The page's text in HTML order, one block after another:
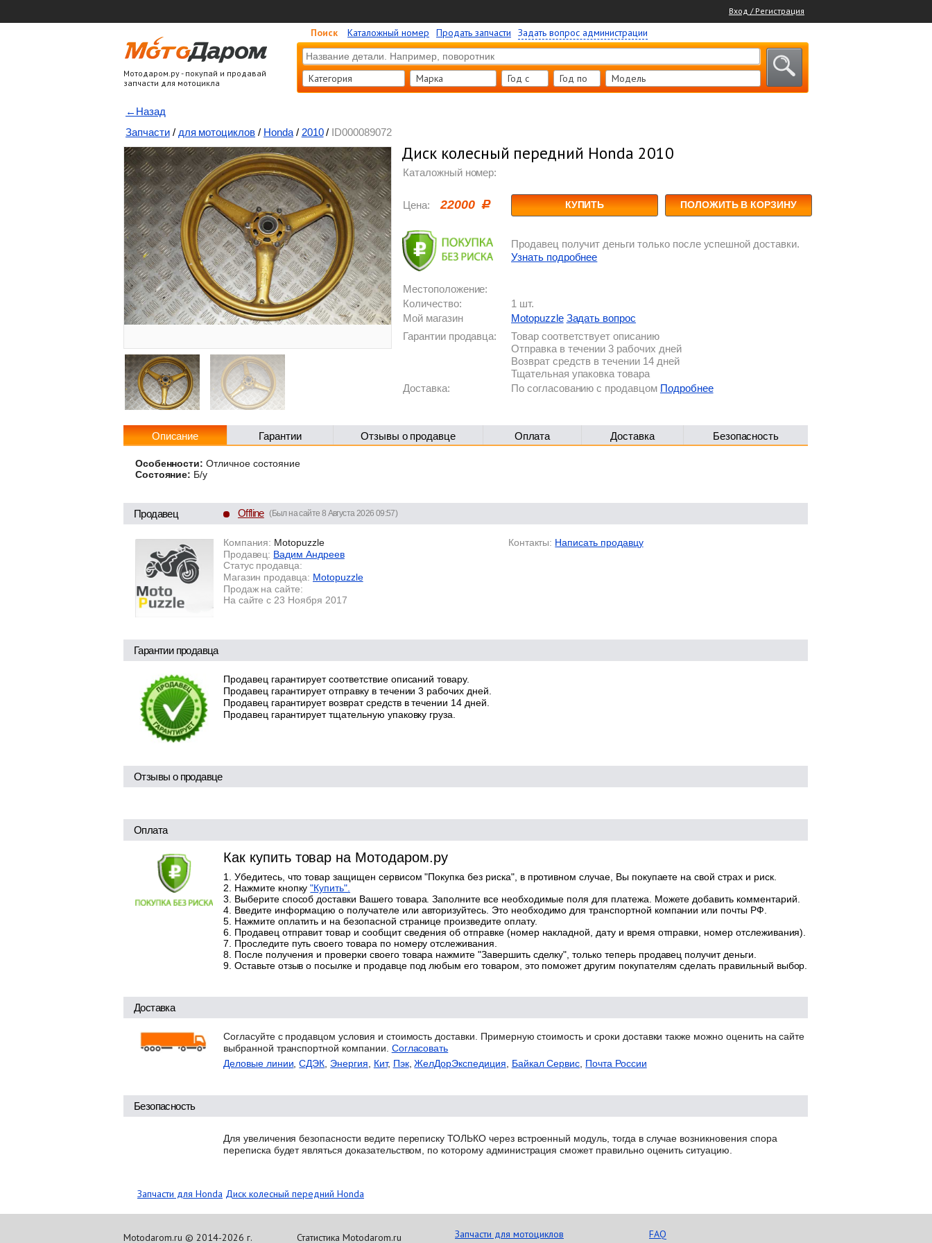
Вход / Регистрация
Мотодаром.ру - покупай и продавай
запчасти для мотоцикла
Поиск Каталожный номер Продать запчасти Задать вопрос администрации
Категория Марка Год c Год по Модель
←Назад
Запчасти / для мотоциклов / Honda / 2010 / ID000089072
Диск колесный передний Honda 2010
Каталожный номер:
Цена: 22000 КУПИТЬ ПОЛОЖИТЬ В КОРЗИНУ
Продавец получит деньги только после успешной доставки.
Узнать подробнее
Местоположение:
Количество:
1 шт.
Мой магазин
Motopuzzle Задать вопрос
Гарантии продавца:
Товар соответствует описанию
Отправка в течении 3 рабочих дней
Возврат средств в течении 14 дней
Тщательная упаковка товара
Доставка:
По согласованию с продавцом Подробнее
Описание Гарантии Отзывы о продавце Оплата Доставка Безопасность
Особенности: Отличное состояние
Состояние: Б/у
Продавец Offline (Был на сайте 8 Августа 2026 09:57)
Компания: Motopuzzle
Продавец: Вадим Андреев
Статус продавца:
Магазин продавца: Motopuzzle
Продаж на сайте:
На сайте с 23 Ноября 2017
Контакты: Написать продавцу
Гарантии продавца
Продавец гарантирует соответствие описаний товару.
Продавец гарантирует отправку в течении 3 рабочих дней.
Продавец гарантирует возврат средств в течении 14 дней.
Продавец гарантирует тщательную упаковку груза.
Отзывы о продавце
Оплата
Как купить товар на Мотодаром.ру
Убедитесь, что товар защищен сервисом "Покупка без риска", в противном случае, Вы покупаете на свой страх и риск.
Нажмите кнопку"Купить".
Выберите способ доставки Вашего товара. Заполните все необходимые поля для платежа. Можете добавить комментарий.
Введите информацию о получателе или авторизуйтесь. Это необходимо для транспортной компании или почты РФ.
Нажмите оплатить и на безопасной странице произведите оплату.
Продавец отправит товар и сообщит сведения об отправке (номер накладной, дату и время отправки, номер отслеживания).
Проследите путь своего товара по номеру отслеживания.
После получения и проверки своего товара нажмите "Завершить сделку", только теперь продавец получит деньги.
Оставьте отзыв о посылке и продавце под любым его товаром, это поможет другим покупателям сделать правильный выбор.
Доставка
Согласуйте с продавцом условия и стоимость доставки. Примерную стоимость и сроки доставки также можно оценить на сайте
выбранной транспортной компании. Согласовать
Деловые линии ,СДЭК Энергия Кит, Пэк,ЖелДорЭкспедиция Байкал Сервис Почта России
Безопасность
Для увеличения безопасности ведите переписку ТОЛЬКО через встроенный модуль, тогда в случае возникновения спора
переписка будет являться доказательством, по которому администрация сможет правильно оценить ситуацию.
Запчасти для Honda Диск колесный передний Honda
Motodarom.ru © 2014-2026 г. Статистика Motodarom.ru
Запчасти для мотоциклов
FAQ